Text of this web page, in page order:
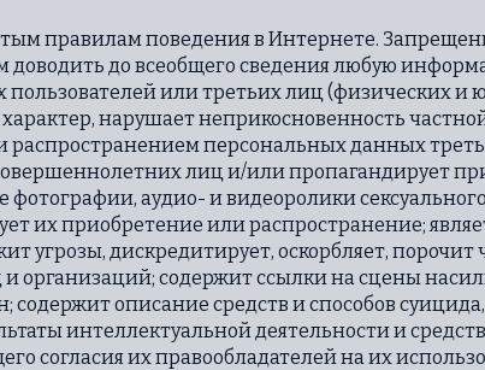
правилам поведения в Интернете.
доводить до всеобщего сведения любую
пользователей или третьих лиц (физических и
нарушает неприкосновенность
распространением персональных данных
лиц и/или пропагандирует
аудио- и видеоролики
их приобретение или распространение;
угрозы, дискредитирует, оскорбляет, порочит
организаций; содержит ссылки на сцены
описание средств и способов суицида,
интеллектуальной деятельности и
согласия их правообладателей на их